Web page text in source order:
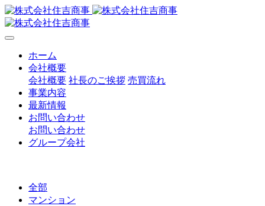
ホーム
会社概要
会社概要 社長のご挨拶 売買流れ
事業内容
最新情報
お問い合わせ
お問い合わせ
グループ会社
全部
マンション